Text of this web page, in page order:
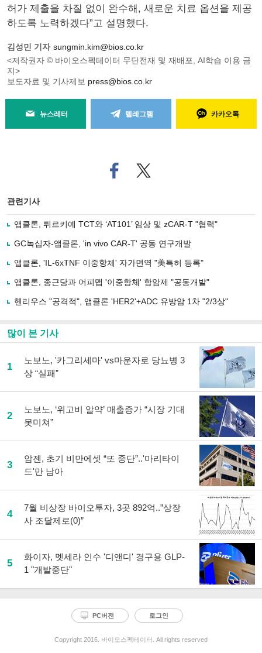
허가 제출을 차질 없이 완수해, 새로운 치료 옵션을 제공
하도록 노력하겠다”고 설명했다.
김성민 기자 sungmin.kim@bios.co.kr
<저작권자 © 바이오스펙테이터 무단전재 및 재배포, AI학습 이용 금
지>
보도자료 및 기사제보 press@bios.co.kr
뉴스레터 텔레그램 카카오톡
페
이
로
사
유
기
트위
터로
관련기사
앱클론, 튀르키예 TCT와 ‘AT101’ 임상 및 zCAR-T "협력"
GC녹십자-앱클론, 'in vivo CAR-T' 공동 연구개발
앱클론, 'IL-6xTNF 이중항체' 자가면역 "美특허 등록"
앱클론, 종근당과 어피맵 '이중항체' 항암제 "공동개발"
헨리우스 "공격적", 앱클론 'HER2'+ADC 유방암 1차 "2/3상"
많이 본 기사
1
노보노, '카그리세마' vs마운자로 당뇨병 3
상 “실패”
2
노보노, ‘위고비 알약’ 매출증가 “시장 기대
못미쳐”
3
암젠, 초기 비만에셋 “또 중단”..'마리타이
드'만 남아
4
7월 비상장 바이오투자, 3곳 892억..”상장
사 조달제로(0)”
5
화이자, 멧세라 인수 '디앤디' 경구용 GLP-
1 "개발중단"
PC버전 로그인
Copyright 2016. 바이오스펙테이터. All rights reserved